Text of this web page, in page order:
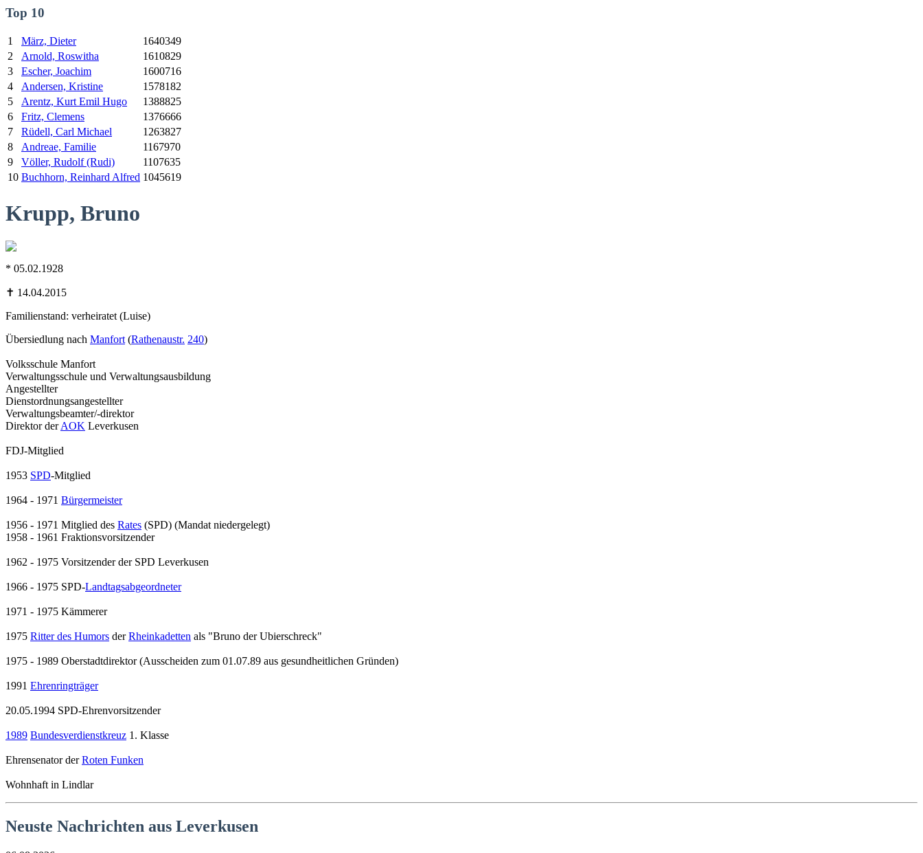
Top 10
1 März, Dieter
1640349
2
Arnold, Roswitha
1610829
3
Escher, Joachim
1600716
4
Andersen, Kristine
1578182
5
Arentz, KurtEmil Hugo
1388825
6
Fritz, Clemens
1376666
7
Rüdell, Carl Michael
1263827
8
Andreae, Familie
1167970
9
Völler, Rudolf (Rudi)
1107635
10 Buchhorn, Reinhard Alfred 1045619
Krupp, Bruno
* 05.02.1928
✝ 14.04.2015
Familienstand: verheiratet (Luise)
Übersiedlung nach Manfort (Rathenaustr. 240)
Volksschule Manfort
Verwaltungsschule und Verwaltungsausbildung
Angestellter
Dienstordnungsangestellter
Verwaltungsbeamter/-direktor
Direktor derAOK Leverkusen
FDJ-Mitglied
1953 SPD-Mitglied
1964 - 1971 Bürgermeister
1956 - 1971 Mitglied des Rates (SPD) (Mandat niedergelegt)
1958 - 1961 Fraktionsvorsitzender
1962 - 1975 Vorsitzender der SPD Leverkusen
1966 - 1975 SPD-Landtagsabgeordneter
1971 - 1975 Kämmerer
1975 Ritter des Humors derRheinkadetten als "Bruno der Ubierschreck"
1975 - 1989 Oberstadtdirektor (Ausscheiden zum 01.07.89 aus gesundheitlichen Gründen)
1991 Ehrenringträger
20.05.1994 SPD-Ehrenvorsitzender
1989 Bundesverdienstkreuz 1. Klasse
Ehrensenator derRoten Funken
Wohnhaft in Lindlar
Neuste Nachrichten aus Leverkusen